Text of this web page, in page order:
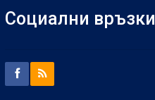
Социални връзки